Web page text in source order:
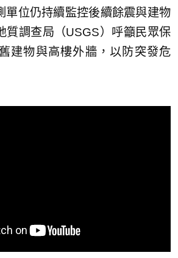
單位仍持續監控後續餘震與建物
質調查局（USGS）呼籲民眾保
建物與高樓外牆，以防突發危